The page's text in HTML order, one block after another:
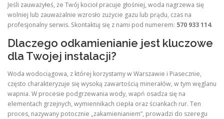
Jeśli zauważyłeś, że Twój kocioł pracuje głośniej, woda nagrzewa się
wolniej lub zauważalnie wzrosło zużycie gazu lub prądu, czas na
profesjonalny serwis. Skontaktuj się z nami pod numerem: 570 933 114.
Dlaczego odkamienianie jest kluczowe
dla Twojej instalacji?
Woda wodociągowa, z której korzystamy w Warszawie i Piasecznie,
często charakteryzuje się wysoką zawartością minerałów, w tym węglanu
wapnia. W procesie podgrzewania wody, wapń osadza się na
elementach grzejnych, wymiennikach ciepła oraz ściankach rur. Ten
proces, nazywany potocznie „zakamienianiem”, prowadzi do szeregu